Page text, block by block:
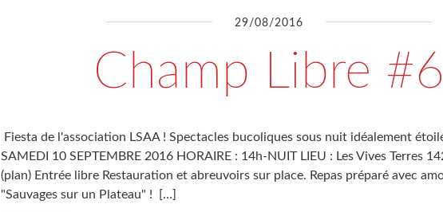
29/08/2016
Champ Libre #6
Fiesta de l'association LSAA ! Spectacles bucoliques sous nuit idéalement
SAMEDI 10 SEPTEMBRE 2016 HORAIRE : 14h-NUIT LIEU : Les Vives Terres
(plan) Entrée libre Restauration et abreuvoirs sur place. Repas préparé avec
"Sauvages sur un Plateau" !
[…]